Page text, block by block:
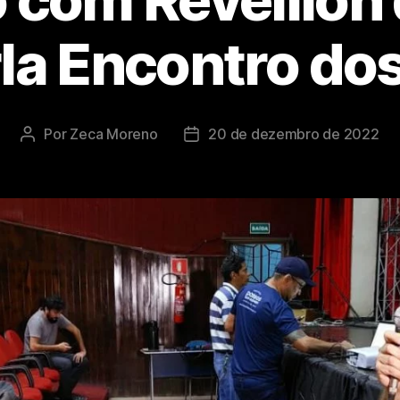
Encontro
Por Zeca Moreno 20 de dezembro de 2022